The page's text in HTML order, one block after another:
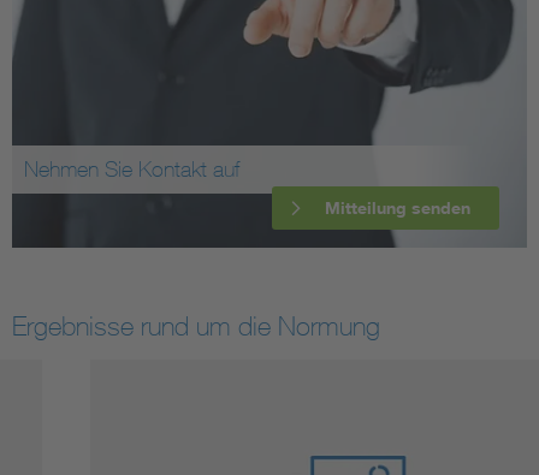
Nehmen Sie Kontakt auf
Mitteilung senden
Ergebnisse rund um die Normung